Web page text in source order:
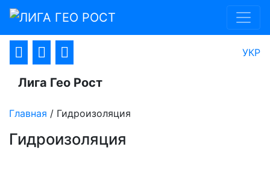
УКР
Лига Гео Рост
Главная / Гидроизоляция
Гидроизоляция